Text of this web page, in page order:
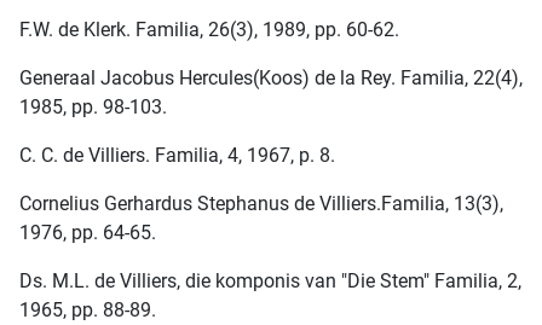
F.W. de Klerk. Familia, 26(3), 1989, pp. 60-62.
Generaal Jacobus Hercules(Koos) de la Rey. Familia, 22(4),
1985, pp. 98-103.
C. C. de Villiers. Familia, 4, 1967, p. 8.
Cornelius Gerhardus Stephanus de Villiers.Familia, 13(3),
1976, pp. 64-65.
Ds. M.L. de Villiers, die komponis van "Die Stem" Familia, 2,
1965, pp. 88-89.